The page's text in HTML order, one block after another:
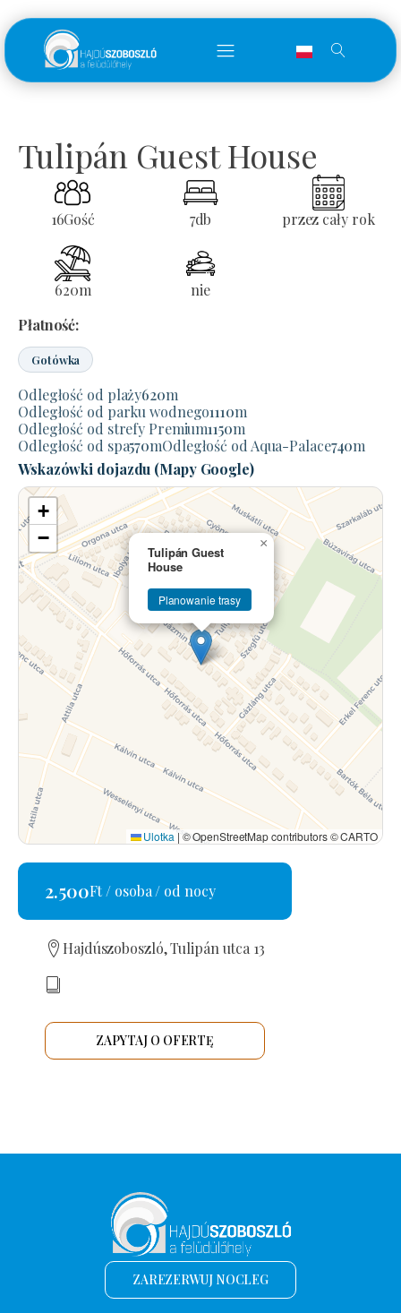
Tulipán Guest House
16Gość 7db przez cały rok
620m
nie
Płatność:
Gotówka
Odległość od plaży620m
Odległość od parku wodnego1110m
Odległość od strefy Premium1150m
Odległość od spa570mOdległość od Aqua-Palace740m
Wskazówki dojazdu (Mapy Google)
Tulipán Guest
House
Planowanie trasy
×
+
−
Ulotka | © OpenStreetMap contributors © CARTO
2.500Ft / osoba / od nocy
Hajdúszoboszló, Tulipán utca 13
ZAPYTAJ O OFERTĘ
ZAREZERWUJ NOCLEG